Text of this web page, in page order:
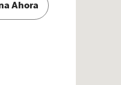
Ahora